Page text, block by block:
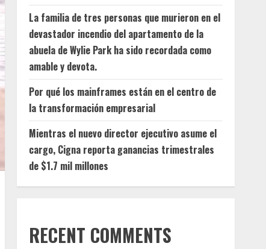
La familia de tres personas que murieron en el
devastador incendio del apartamento de la
abuela de Wylie Park ha sido recordada como
amable y devota.
Por qué los mainframes están en el centro de
la transformación empresarial
Mientras el nuevo director ejecutivo asume el
cargo, Cigna reporta ganancias trimestrales
de $1.7 mil millones
RECENT COMMENTS